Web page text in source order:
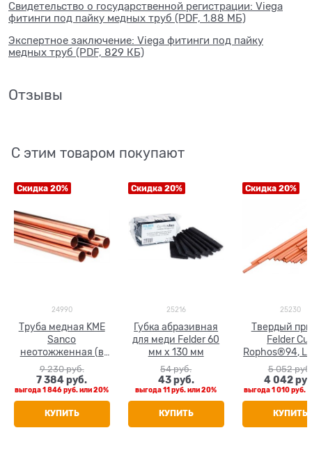
Свидетельство о государственной регистрации: Viega
фитинги под пайку медных труб (PDF, 1.88 МБ)
Экспертное заключение: Viega фитинги под пайку
медных труб (PDF, 829 КБ)
Отзывы
С этим товаром покупают
Скидка 20%
24990
Труба медная KME
Sanco
неотожженная (в
штанге 5 м) 108 x
2.5
9 230 руб.
7 384 руб.
выгода1 846 руб.или20%
КУПИТЬ
Скидка 20%
25216
Губка абразивная
для меди Felder 60
мм х 130 мм
54 руб.
43 руб.
выгода11 руб.или20%
КУПИТЬ
Скидка 20%
25230
Твердый
Felder
Rophos®94,
ф 2 мм,
кг
5 052 руб.
4 042
выгода1 010 руб.
КУПИТЬ